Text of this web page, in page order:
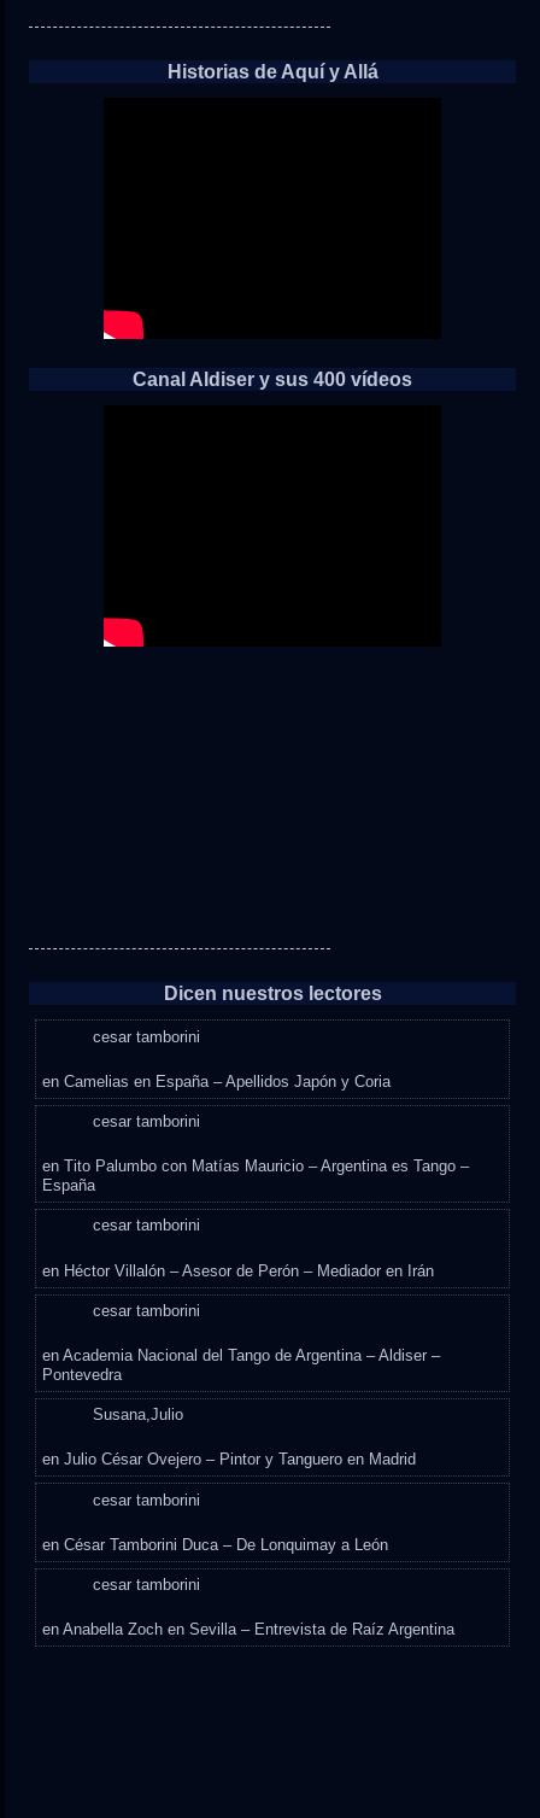
Historias de Aquí y Allá
Canal Aldiser y sus 400 vídeos
Dicen nuestros lectores
cesar tamborini
enCamelias en España – Apellidos Japón y Coria
cesar tamborini
enTito Palumbo con Matías Mauricio – Argentina es Tango –
España
cesar tamborini
en Héctor Villalón – Asesor de Perón – Mediador en Irán
cesar tamborini
enAcademia Nacional del Tango de Argentina – Aldiser –
Pontevedra
Susana,Julio
enJulio César Ovejero – Pintor y Tanguero en Madrid
cesar tamborini
enCésar Tamborini Duca – De Lonquimay a León
cesar tamborini
enAnabella Zoch en Sevilla – Entrevista de Raíz Argentina